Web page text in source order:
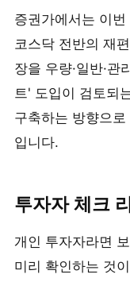
증권가에서는 이
코스닥 전반의 재
장을 우량·일반·
트' 도입이 검토되
구축하는 방향으
입니다.
투자자 체크
개인 투자자라면
미리 확인하는 것